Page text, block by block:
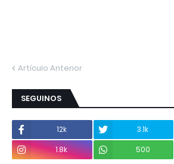
Artículo Anterior
SEGUINOS
12k 3.1k
1.8k
500